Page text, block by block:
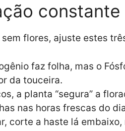
constante
flores, ajuste estes
faz folha, mas o
da touceira.
a planta “segura” a
nas horas frescas do
corte a haste lá